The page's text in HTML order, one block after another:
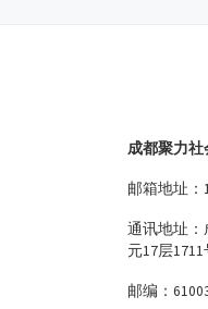
成都聚力
邮箱地址：
通讯地址：
元17层1711
邮编：